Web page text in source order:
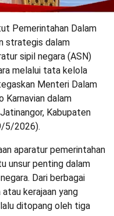
Pemerintahan Dalam
strategis dalam
sipil negara (ASN)
melalui tata kelola
Menteri Dalam
Karnavian dalam
Kabupaten
5/2026).
aparatur pemerintahan
unsur penting dalam
Dari berbagai
kerajaan yang
ditopang oleh tiga